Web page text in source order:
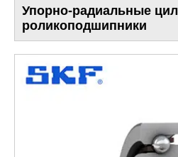
Упорно-радиальные
роликоподшипники